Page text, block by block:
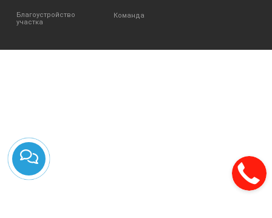
Благоустройство
участка
Команда